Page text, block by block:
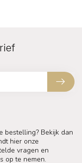
bestelling? Bekijk dan
hier onze
vragen en
op te nemen.